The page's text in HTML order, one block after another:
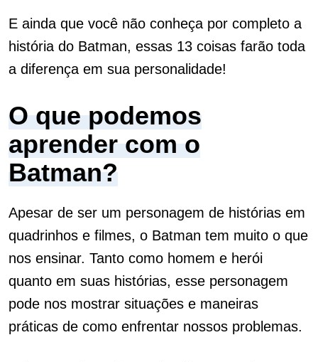
E ainda que você não conheça por completo a
história do Batman, essas 13 coisas farão toda
a diferença em sua personalidade!
O que podemos
aprender com o
Batman?
Apesar de ser um personagem de histórias em
quadrinhos e filmes, o Batman tem muito o que
nos ensinar. Tanto como homem e herói
quanto em suas histórias, esse personagem
pode nos mostrar situações e maneiras
práticas de como enfrentar nossos problemas.